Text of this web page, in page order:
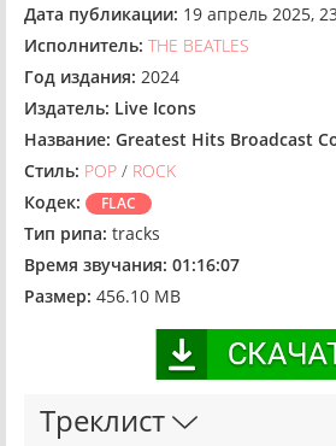
Дата публикации: 19 апрель 2025,
Исполнитель: THE BEATLES
Год издания: 2024
Издатель: Live Icons
Название: Greatest Hits Broadcast
Стиль: POP / ROCK
Кодек:
FLAC
Тип рипа: tracks
Время звучания: 01:16:07
Размер: 456.10 MB
Треклист